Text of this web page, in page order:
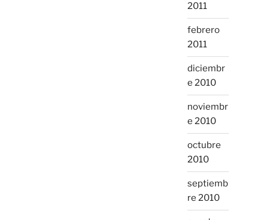
2011
febrero
2011
diciembr
e 2010
noviembr
e 2010
octubre
2010
septiemb
re 2010